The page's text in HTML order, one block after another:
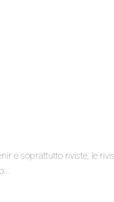
e soprattutto riviste, le